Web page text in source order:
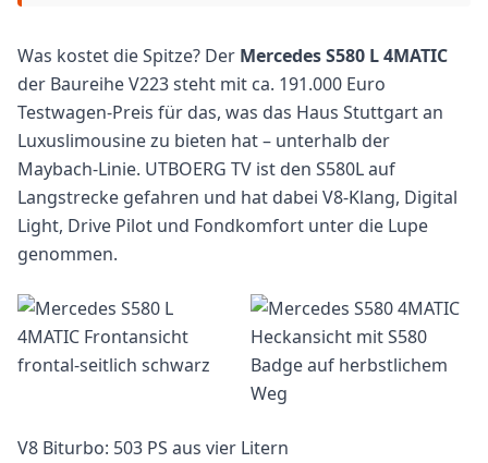
Was kostet die Spitze? Der Mercedes S580 L 4MATIC
der Baureihe V223 steht mit ca. 191.000 Euro
Testwagen-Preis für das, was das Haus Stuttgart an
Luxuslimousine zu bieten hat – unterhalb der
Maybach-Linie. UTBOERG TV ist den S580L auf
Langstrecke gefahren und hat dabei V8-Klang, Digital
Light, Drive Pilot und Fondkomfort unter die Lupe
genommen.
V8 Biturbo: 503 PS aus vier Litern